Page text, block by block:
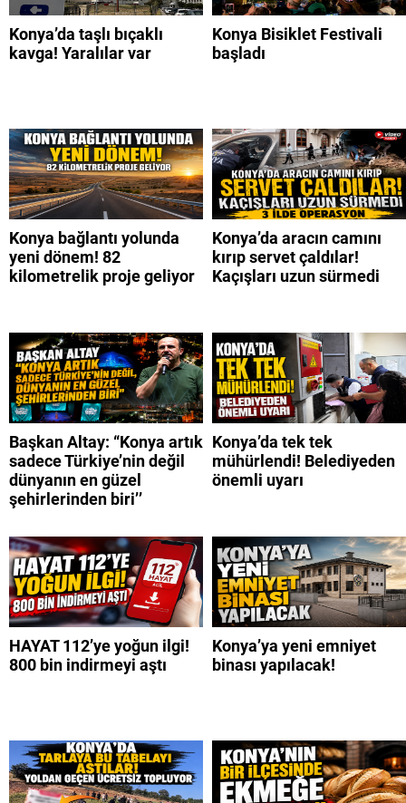
Konya’da taşlı bıçaklı
kavga! Yaralılar var
Konya Bisiklet Festivali
başladı
Konya bağlantı yolunda
yeni dönem! 82
kilometrelik proje geliyor
Konya’da aracın camını
kırıp servet çaldılar!
Kaçışları uzun sürmedi
Başkan Altay: “Konya artık
sadece Türkiye’nin değil
dünyanın en güzel
şehirlerinden biri’’
Konya’da tek tek
mühürlendi! Belediyeden
önemli uyarı
HAYAT 112’ye yoğun ilgi!
800 bin indirmeyi aştı
Konya’ya yeni emniyet
binası yapılacak!